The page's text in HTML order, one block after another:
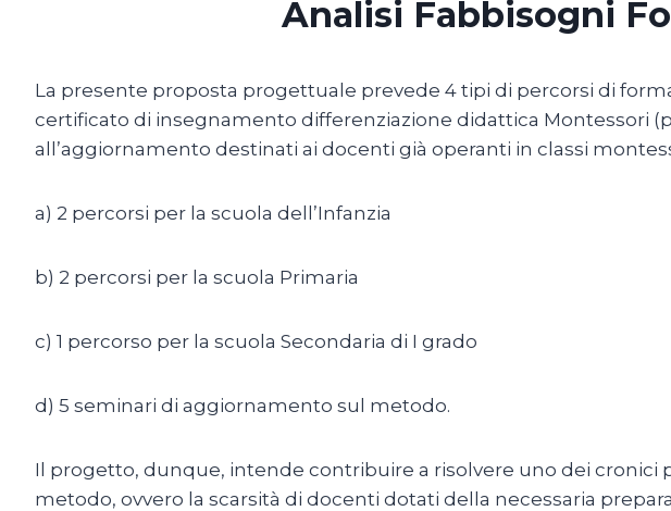
Analisi Fabbisogni
La presente proposta progettuale prevede 4 tipi di percorsi di
certificato di insegnamento differenziazione didattica Montessori
all’aggiornamento destinati ai docenti già operanti in classi
a) 2 percorsi per la scuola dell’Infanzia
b) 2 percorsi per la scuola Primaria
c) 1 percorso per la scuola Secondaria di I grado
d) 5 seminari di aggiornamento sul metodo.
Il progetto, dunque, intende contribuire a risolvere uno dei cronici
metodo, ovvero la scarsità di docenti dotati della necessaria